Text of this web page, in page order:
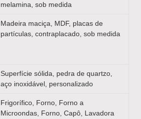
melamina, sob medida
Madeira maciça, MDF, placas de
partículas, contraplacado, sob medida
Superfície sólida, pedra de quartzo,
aço inoxidável, personalizado
Frigorífico, Forno, Forno a
Microondas, Forno, Capô, Lavadora